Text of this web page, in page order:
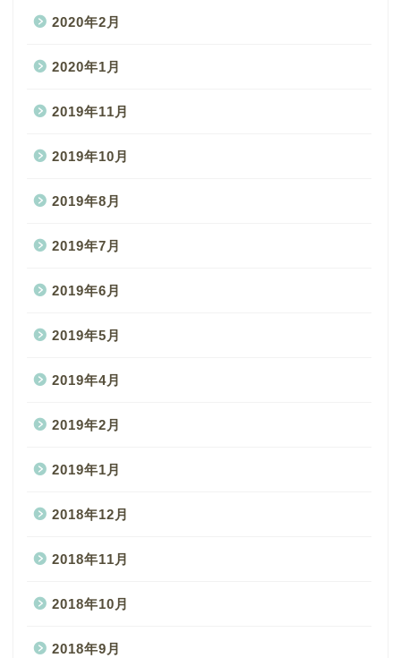
2020年2月
2020年1月
2019年11月
2019年10月
2019年8月
2019年7月
2019年6月
2019年5月
2019年4月
2019年2月
2019年1月
2018年12月
2018年11月
2018年10月
2018年9月